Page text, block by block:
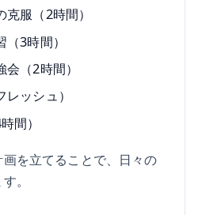
服（2時間）
3時間）
（2時間）
ッシュ）
間）
を立てることで、日々の
。